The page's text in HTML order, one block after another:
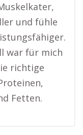
und fühle
war für mich
richtige
Fetten.